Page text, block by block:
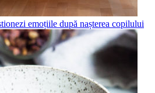
emoțiile după nașterea copilului